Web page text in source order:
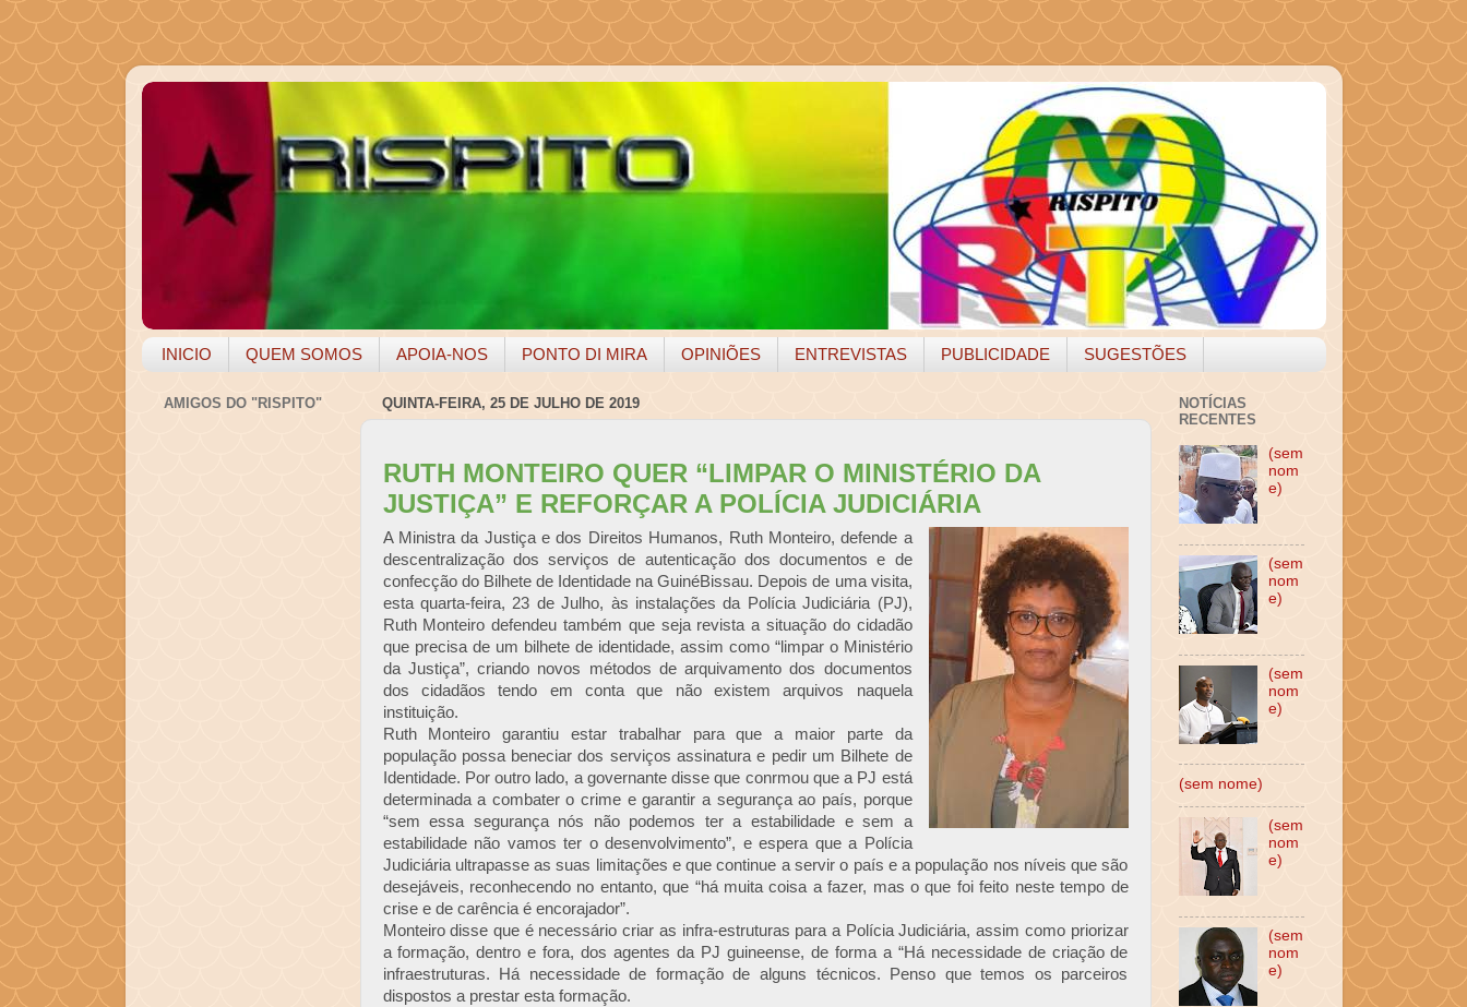
INICIO QUEM SOMOS APOIA-NOS PONTO DI MIRA OPINIÕES ENTREVISTAS PUBLICIDADE SUGESTÕES
QUINTA-FEIRA, 25 DE JULHO DE 2019
RUTH MONTEIRO QUER “LIMPAR O MINISTÉRIO DA
JUSTIÇA” E REFORÇAR A POLÍCIA JUDICIÁRIA
A Ministra da Justiça e dos Direitos Humanos, Ruth Monteiro, defende a
descentralização dos serviços de autenticação dos documentos e de
confecção do Bilhete de Identidade na GuinéBissau. Depois de uma visita,
esta quarta-feira, 23 de Julho, às instalações da Polícia Judiciária (PJ),
Ruth Monteiro defendeu também que seja revista a situação do cidadão
que precisa de um bilhete de identidade, assim como “limpar o Ministério
da Justiça”, criando novos métodos de arquivamento dos documentos
dos cidadãos tendo em conta que não existem arquivos naquela
instituição.
Ruth Monteiro garantiu estar trabalhar para que a maior parte da
população possa beneciar dos serviços assinatura e pedir um Bilhete de
Identidade. Por outro lado, a governante disse que conrmou que a PJ está
determinada a combater o crime e garantir a segurança ao país, porque
“sem essa segurança nós não podemos ter a estabilidade e sem a
estabilidade não vamos ter o desenvolvimento”, e espera que a Polícia
Judiciária ultrapasse as suas limitações e que continue a servir o país e a população nos níveis que são
desejáveis, reconhecendo no entanto, que “há muita coisa a fazer, mas o que foi feito neste tempo de
crise e de carência é encorajador”.
Monteiro disse que é necessário criar as infra-estruturas para a Polícia Judiciária, assim como priorizar
a formação, dentro e fora, dos agentes da PJ guineense, de forma a “Há necessidade de criação de
infraestruturas. Há necessidade de formação de alguns técnicos. Penso que temos os parceiros
dispostos a prestar esta formação.
AMIGOS DO "RISPITO"
NOTÍCIAS
RECENTES
(sem
nom
e)
(sem
nom
e)
(sem
nom
e)
(sem nome)
(sem
nom
e)
(sem
nom
e)